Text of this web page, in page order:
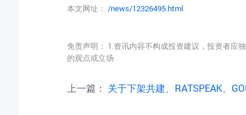
本文网址： /news/12326495.html
免责声明： 1.资讯内容不构成投资建议，投资者应
的观点或立场
上一篇： 关于下架共建、RATSPEAK、GOBLIN